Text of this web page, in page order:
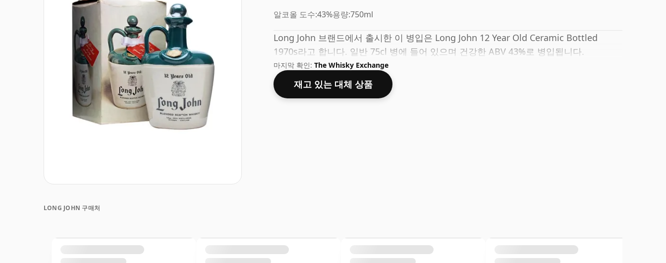
알코올 도수:43%용량:750ml
Long John 브랜드에서 출시한 이 병입은 Long John 12 Year Old Ceramic Bottled
1970s라고 합니다. 일반 75cl 병에 들어 있으며 건강한 ABV 43%로 병입됩니다.
마지막 확인: The Whisky Exchange
재고 있는 대체 상품
LONG JOHN 구매처